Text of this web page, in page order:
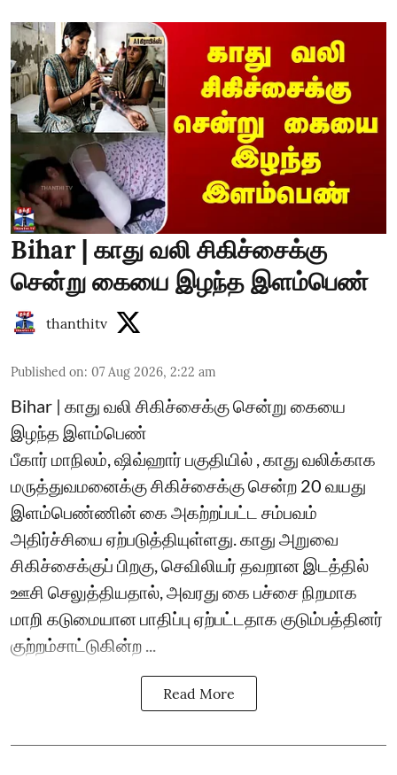
Bihar | காது வலி சிகிச்சைக்கு
சென்று கையை இழந்த இளம்பெண்
thanthitv
Published on: 07 Aug 2026, 2:22 am
Bihar | காது வலி சிகிச்சைக்கு சென்று கையை
இழந்த இளம்பெண்
பீகார் மாநிலம், ஷிவ்ஹார் பகுதியில் , காது வலிக்காக
மருத்துவமனைக்கு சிகிச்சைக்கு சென்ற 20 வயது
இளம்பெண்ணின் கை அகற்றப்பட்ட சம்பவம்
அதிர்ச்சியை ஏற்படுத்தியுள்ளது. காது அறுவை
சிகிச்சைக்குப் பிறகு, செவிலியர் தவறான இடத்தில்
ஊசி செலுத்தியதால், அவரது கை பச்சை நிறமாக
மாறி கடுமையான பாதிப்பு ஏற்பட்டதாக குடும்பத்தினர்
குற்றம்சாட்டுகின்ற ...
Read More